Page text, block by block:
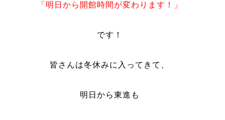
「明日から開館時間が変わります！」
です！
皆さんは冬休みに入ってきて、
明日から東進も